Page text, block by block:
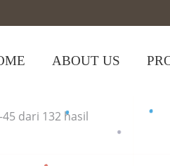
ABOUT US
dari 132 hasil